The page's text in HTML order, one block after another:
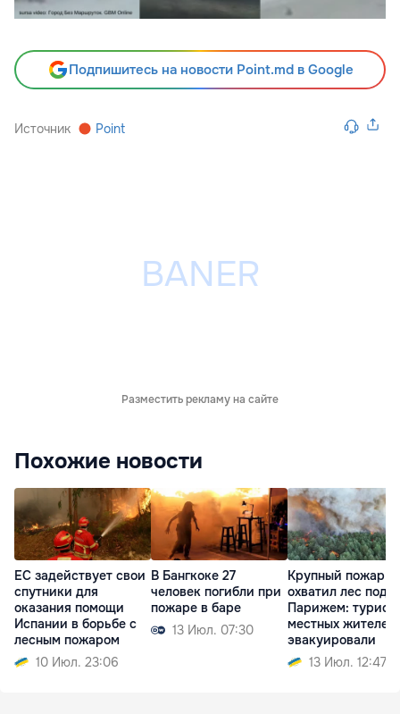
Подпишитесь на новости Point.md в Google
Источник Point
Разместить рекламу на сайте
Похожие новости
ЕС задействует свои
спутники для
оказания помощи
Испании в борьбе с
лесным пожаром
10 Июл. 23:06
В Бангкоке 27
человек погибли при
пожаре в баре
13 Июл. 07:30
Крупный пожар
охватил лес под
Парижем:
местных жителей
эвакуировали
13 Июл. 12:47